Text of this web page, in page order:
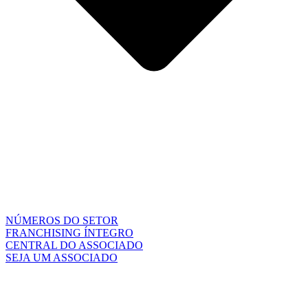
NÚMEROS DO SETOR
FRANCHISING ÍNTEGRO
CENTRAL DO ASSOCIADO
SEJA UM ASSOCIADO